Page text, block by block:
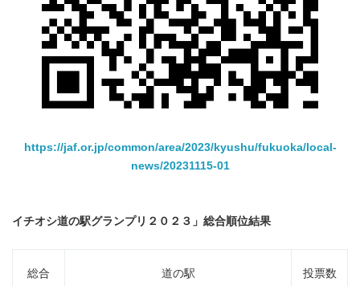
https://jaf.or.jp/common/area/2023/kyushu/fukuoka/local-
news/20231115-01
イチオシ道の駅グランプリ２０２３」総合順位結果
総合
道の駅 投票数